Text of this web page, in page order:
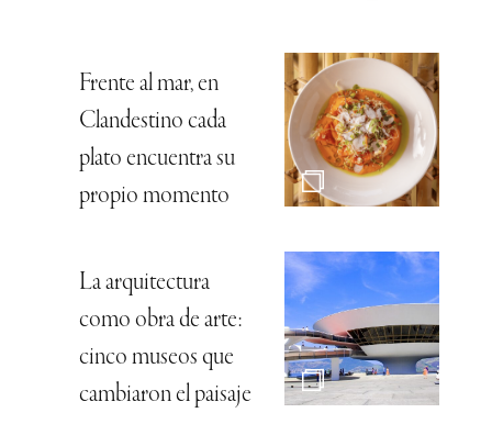
Frente al mar, en
Clandestino cada
plato encuentra su
propio momento
La arquitectura
como obra de arte:
cinco museos que
cambiaron el paisaje